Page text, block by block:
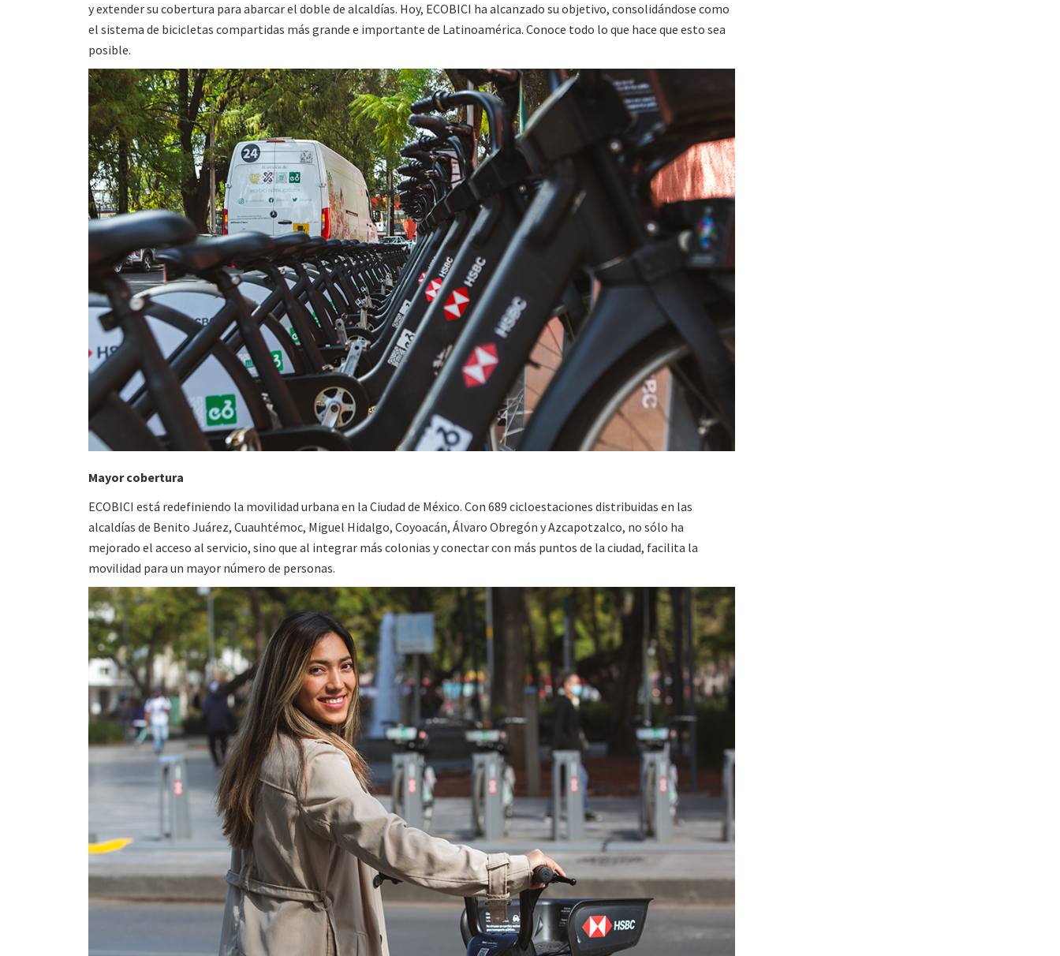
y extender su cobertura para abarcar el doble de alcaldías. Hoy, ECOBICI ha alcanzado su objetivo, consolidándose como
el sistema de bicicletas compartidas más grande e importante de Latinoamérica. Conoce todo lo que hace que esto sea
posible.
Mayor cobertura
ECOBICI está redefiniendo la movilidad urbana en la Ciudad de México. Con 689 cicloestaciones distribuidas en las
alcaldías de Benito Juárez, Cuauhtémoc, Miguel Hidalgo, Coyoacán, Álvaro Obregón y Azcapotzalco, no sólo ha
mejorado el acceso al servicio, sino que al integrar más colonias y conectar con más puntos de la ciudad, facilita la
movilidad para un mayor número de personas.